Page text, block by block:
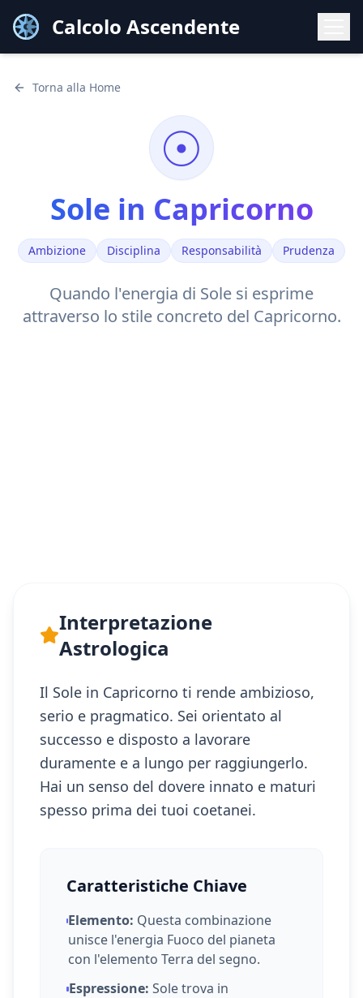
Calcolo Ascendente
Torna alla Home
☉
Sole in Capricorno
Ambizione Disciplina Responsabilità Prudenza
Quando l'energia di Sole si esprime
attraverso lo stile concreto del Capricorno.
Interpretazione
Astrologica
Il Sole in Capricorno ti rende ambizioso,
serio e pragmatico. Sei orientato al
successo e disposto a lavorare
duramente e a lungo per raggiungerlo.
Hai un senso del dovere innato e maturi
spesso prima dei tuoi coetanei.
Caratteristiche Chiave
Elemento: Questa combinazione
unisce l'energia Fuoco del pianeta
con l'elementoTerra del segno.
Espressione: Soletrova in